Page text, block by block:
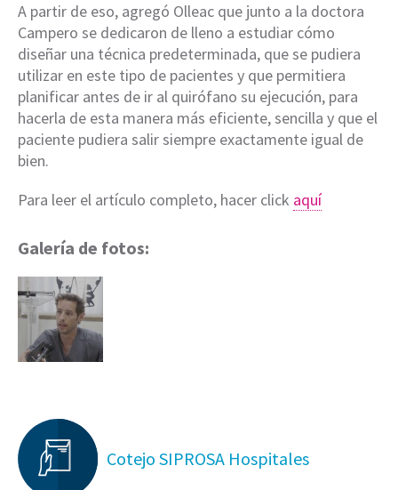
A partir de eso, agregó Olleac que junto a la doctora
Campero se dedicaron de lleno a estudiar cómo
diseñar una técnica predeterminada, que se pudiera
utilizar en este tipo de pacientes y que permitiera
planificar antes de ir al quirófano su ejecución, para
hacerla de esta manera más eficiente, sencilla y que el
paciente pudiera salir siempre exactamente igual de
bien.
Para leer el artículo completo, hacer click aquí
Galería de fotos:
Cotejo SIPROSA Hospitales